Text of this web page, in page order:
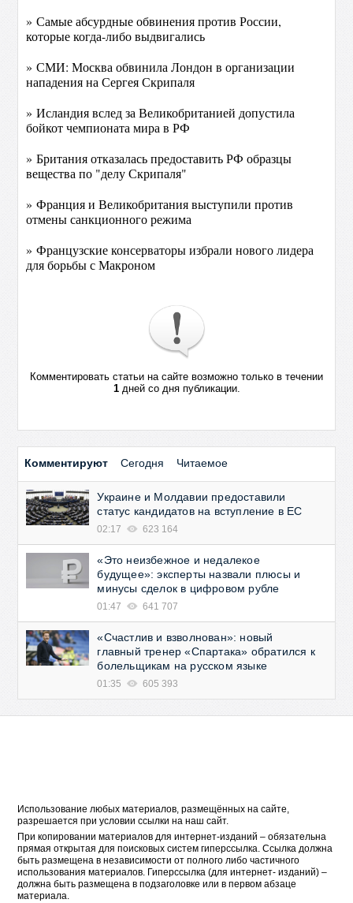
» Самые абсурдные обвинения против России,
которые когда-либо выдвигались
» СМИ: Москва обвинила Лондон в организации
нападения на Сергея Скрипаля
» Исландия вслед за Великобританией допустила
бойкот чемпионата мира в РФ
» Британия отказалась предоставить РФ образцы
вещества по "делу Скрипаля"
» Франция и Великобритания выступили против
отмены санкционного режима
» Французские консерваторы избрали нового лидера
для борьбы с Макроном
Комментировать статьи на сайте возможно только в течении
1дней со дня публикации.
Комментируют Сегодня Читаемое
Украине и Молдавии предоставили
статус кандидатов на вступление в ЕС
02:17 623 164
«Это неизбежное и недалекое
будущее»: эксперты назвали плюсы и
минусы сделок в цифровом рубле
01:47 641 707
«Счастлив и взволнован»: новый
главный тренер «Спартака» обратился к
болельщикам на русском языке
01:35 605 393
Использование любых материалов, размещённых на сайте,
разрешается при условии ссылки на наш сайт.
При копировании материалов для интернет-изданий – обязательна
прямая открытая для поисковых систем гиперссылка. Ссылка должна
быть размещена в независимости от полного либо частичного
использования материалов. Гиперссылка (для интернет- изданий) –
должна быть размещена в подзаголовке или в первом абзаце
материала.